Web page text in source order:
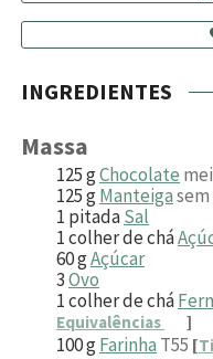
INGREDIENTES
Massa
125gChocolate
125gManteigasem
1 pitadaSal
1colher de chá
60gAçúcar
3Ovo
1colher de chá
Equivalências
]
100gFarinha T55 [